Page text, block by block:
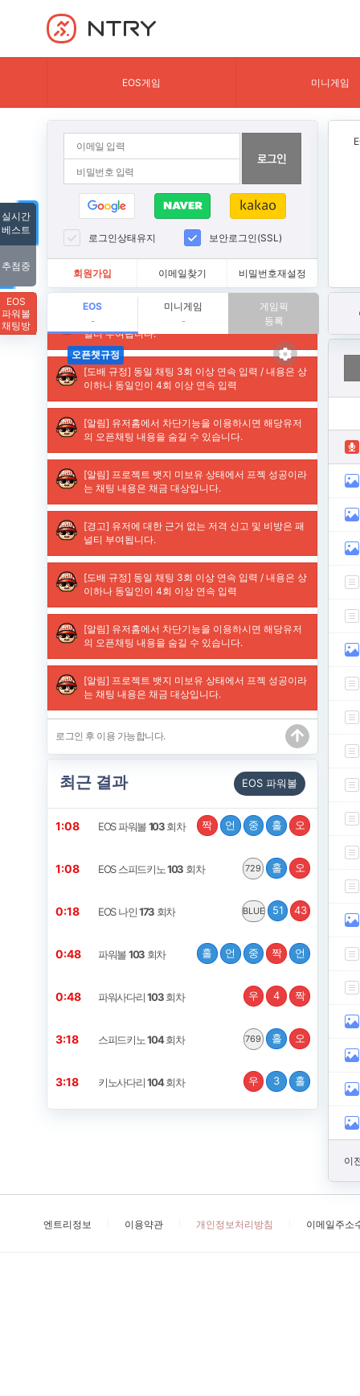
NTRY
EOS게임 미니게임
로그인상태유지 보안로그인(SSL)
회원가입 이메일찾기 비밀번호재설정
EOS
-
미니게임
-
게임픽
등록
최근 결과 EOS 파워볼
1:08 EOS 파워볼103회차 짝 언 중 홀 오
1:08 EOS 스피드키노103 회차 729 홀 오
0:18 EOS 나인173 회차 BLUE 51 43
0:48 파워볼103회차 홀 언 중 짝 언
0:48 파워사다리103회차 우 4 짝
3:18 스피드키노104회차 769 홀 오
3:18 키노사다리104회차 우 3 홀
실시간
베스트
추첨중
EOS
파워볼
채팅방
이
엔트리정보 이용약관 개인정보처리방침 이메일주소